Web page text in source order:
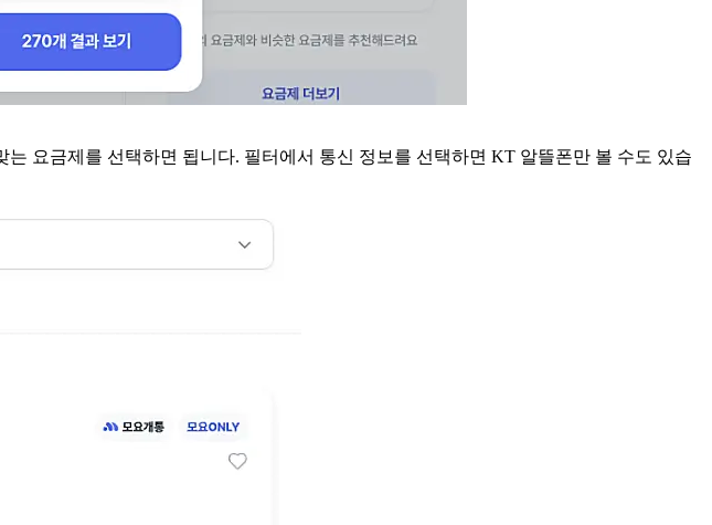
요금제를 선택하면 됩니다. 필터에서 통신 정보를 선택하면 KT 알뜰폰만 볼 수도 있습